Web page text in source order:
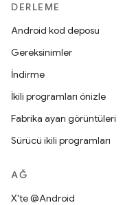
DERLEME
Android kod deposu
Gereksinimler
İndirme
İkili programları önizle
Fabrika ayarı görüntüleri
Sürücü ikili programları
AĞ
X'te @Android